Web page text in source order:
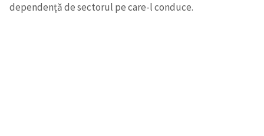
dependență de sectorul pe care-l conduce.